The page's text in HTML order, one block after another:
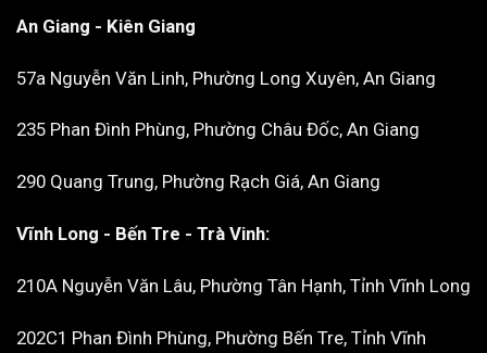
An Giang - Kiên Giang
57a Nguyễn Văn Linh, Phường Long Xuyên, An Giang
235 Phan Đình Phùng, Phường Châu Đốc, An Giang
290 Quang Trung, Phường Rạch Giá, An Giang
Vĩnh Long - Bến Tre - Trà Vinh:
210A Nguyễn Văn Lâu, Phường Tân Hạnh, Tỉnh Vĩnh Long
202C1 Phan Đình Phùng, Phường Bến Tre, Tỉnh Vĩnh